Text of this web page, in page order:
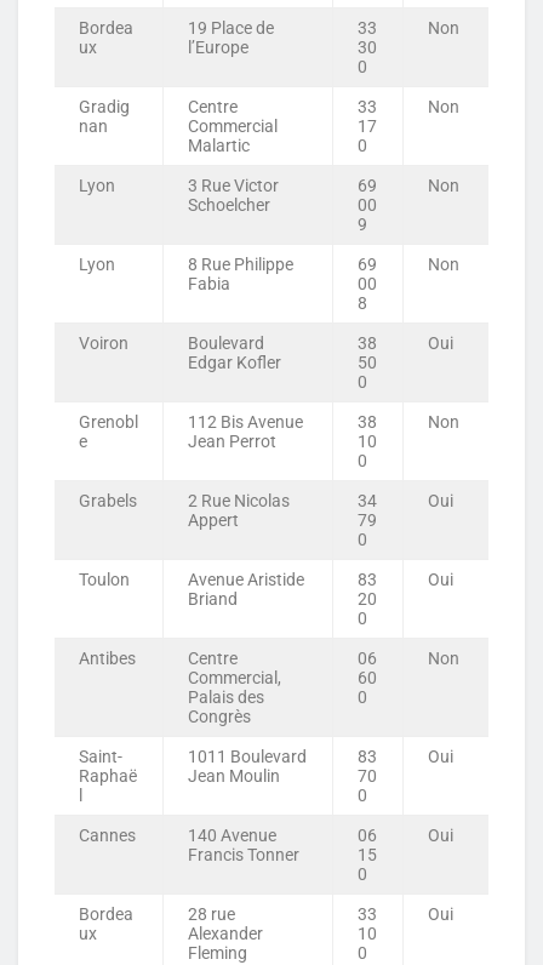
Bordea
ux
19 Place de
l’Europe
33
30
0
Non
Gradig
nan
Centre
Commercial
Malartic
33
17
0
Non
Lyon
3 Rue Victor
Schoelcher
69
00
9
Non
Lyon
8 Rue Philippe
Fabia
69
00
8
Non
Voiron
Boulevard
Edgar Kofler
38
50
0
Oui
Grenobl
e
112 Bis Avenue
Jean Perrot
38
10
0
Non
Grabels
2 Rue Nicolas
Appert
34
79
0
Oui
Toulon
Avenue Aristide
Briand
83
20
0
Oui
Antibes
Centre
Commercial,
Palais des
Congrès
06
60
0
Non
Saint-
Raphaë
1011 Boulevard
Jean Moulin
83
70
0
Oui
Cannes
140 Avenue
Francis Tonner
06
15
0
Oui
Bordea
ux
28 rue
Alexander
Fleming
33
10
0
Oui